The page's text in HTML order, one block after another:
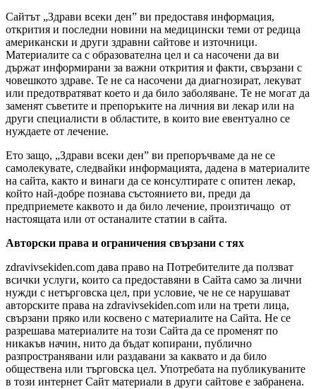
Сайтът „Здрави всеки ден” ви предоставя информация,
открития и последни новини на медицински теми от редица
американски и други здравни сайтове и източници.
Материалите са с образователна цел и са насочени да ви
държат информирани за важни открития и факти, свързани с
човешкото здраве. Те не са насочени да диагнозират, лекуват
или предотвратяват което и да било заболяване. Те не могат да
заменят съветите и препоръките на личния ви лекар или на
други специалисти в областите, в които вие евентуално се
нуждаете от лечение.
Ето защо, „Здрави всеки ден” ви препоръчваме да не се
самолекувате, следвайки информацията, дадена в материалите
на сайта, както и винаги да се консултирате с опитен лекар,
който най-добре познава състоянието ви, преди да
предприемете каквото и да било лечение, произтичащо от
настоящата или от останалите статии в сайта.
Авторски права и ограничения свързани с тях
zdravivsekiden.com дава право на Потребителите да ползват
всички услуги, които са предоставяни в Сайта само за лични
нужди с нетърговска цел, при условие, че не се нарушават
авторските права на zdravivsekiden.com или на трети лица,
свързани пряко или косвено с материалите на Сайта. Не се
разрешава материалите на този Сайта да се променят по
никакъв начин, нито да бъдат копирани, публично
разпространявани или раздавани за каквато и да било
обществена или търговска цел. Употребата на публикуваните
в този интернет Сайт материали в други сайтове е забранена.